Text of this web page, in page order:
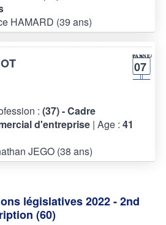
HAMARD (39 ans)
07
: (37) - Cadre
d'entreprise | Age : 41
JEGO (38 ans)
législatives 2022 - 2nd
(60)